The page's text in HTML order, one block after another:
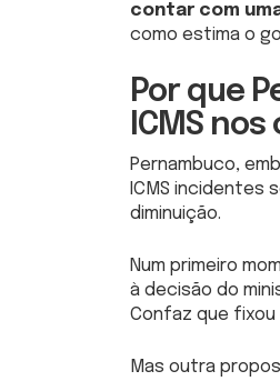
contar com
como estima o
Por que
ICMS
Pernambuco,
ICMS incidentes
diminuição.
Num primeiro
à decisão do
Confaz que fixou
Mas outra